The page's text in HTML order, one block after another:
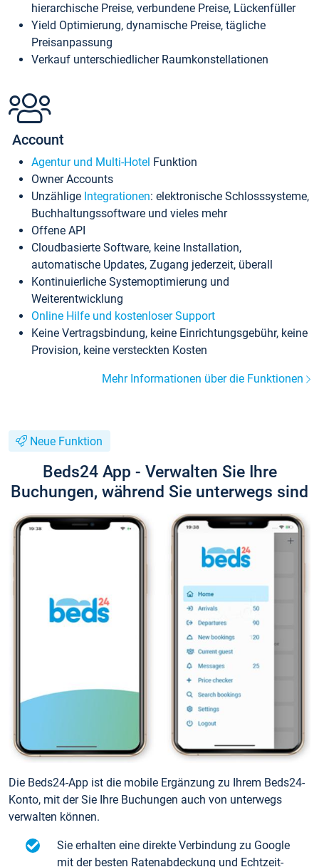
hierarchische Preise, verbundene Preise, Lückenfüller
Yield Optimierung, dynamische Preise, tägliche
Preisanpassung
Verkauf unterschiedlicher Raumkonstellationen
Account
Agentur und Multi-Hotel Funktion
Owner Accounts
Unzählige Integrationen: elektronische Schlosssysteme,
Buchhaltungssoftware und vieles mehr
Offene API
Cloudbasierte Software, keine Installation,
automatische Updates, Zugang jederzeit, überall
Kontinuierliche Systemoptimierung und
Weiterentwicklung
Online Hilfe und kostenloser Support
Keine Vertragsbindung, keine Einrichtungsgebühr, keine
Provision, keine versteckten Kosten
Mehr Informationen über die Funktionen
Neue Funktion
Beds24 App - Verwalten Sie Ihre
Buchungen, während Sie unterwegs sind
Die Beds24-App ist die mobile Ergänzung zu Ihrem Beds24-
Konto, mit der Sie Ihre Buchungen auch von unterwegs
verwalten können.
Sie erhalten eine direkte Verbindung zu Google
mit der besten Ratenabdeckung und Echtzeit-